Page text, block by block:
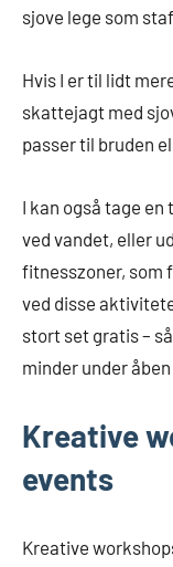
sjove lege som
Hvis I er til lidt
skattejagt med
passer til bruden
I kan også tage en
ved vandet, eller
fitnesszoner, som
ved disse
stort set gratis –
minder under
Kreative
events
Kreative